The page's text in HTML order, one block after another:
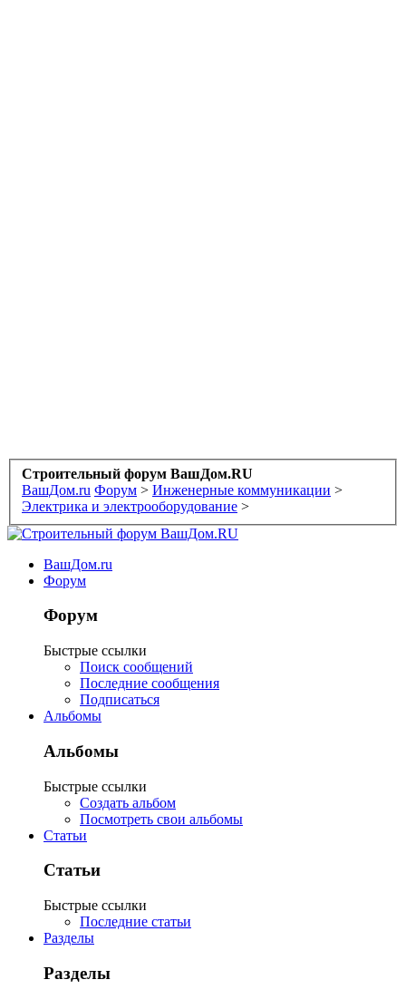
Строительный форум ВашДом.RU
ВашДом.ru Форум > Инженерные коммуникации >
Электрика и электрооборудование >
ВашДом.ru
Форум
Форум
Быстрые ссылки
Поиск сообщений
Последние сообщения
Подписаться
Альбомы
Альбомы
Быстрые ссылки
Создать альбом
Посмотреть свои альбомы
Статьи
Статьи
Быстрые ссылки
Последние статьи
Разделы
Разделы